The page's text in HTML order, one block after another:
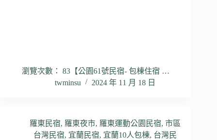
瀏覽次數： 83【公園61號民宿- 包棟住宿 …
twminsu
2024 年 11 月 18 日
羅東民宿, 羅東夜市, 羅東運動公園民宿,市區
台灣民宿, 宜蘭民宿, 宜蘭10人包棟, 台灣民